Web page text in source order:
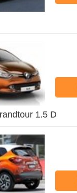
1.5 D